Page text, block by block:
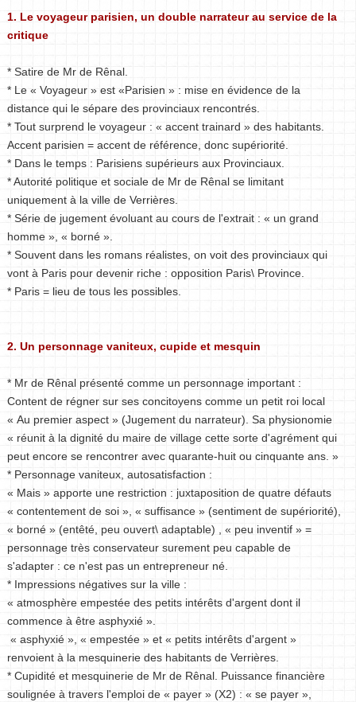
1. Le voyageur parisien, un double narrateur au service de la
critique
* Satire de Mr de Rênal.
* Le « Voyageur » est «Parisien » : mise en évidence de la
distance qui le sépare des provinciaux rencontrés.
* Tout surprend le voyageur : « accent trainard » des habitants.
Accent parisien = accent de référence, donc supériorité.
* Dans le temps : Parisiens supérieurs aux Provinciaux.
* Autorité politique et sociale de Mr de Rênal se limitant
uniquement à la ville de Verrières.
* Série de jugement évoluant au cours de l'extrait : « un grand
homme », « borné ».
* Souvent dans les romans réalistes, on voit des provinciaux qui
vont à Paris pour devenir riche : opposition Paris\ Province.
* Paris = lieu de tous les possibles.
2. Un personnage vaniteux, cupide et mesquin
* Mr de Rênal présenté comme un personnage important :
Content de régner sur ses concitoyens comme un petit roi local
« Au premier aspect » (Jugement du narrateur). Sa physionomie
« réunit à la dignité du maire de village cette sorte d'agrément qui
peut encore se rencontrer avec quarante-huit ou cinquante ans. »
* Personnage vaniteux, autosatisfaction :
« Mais » apporte une restriction : juxtaposition de quatre défauts
« contentement de soi », « suffisance » (sentiment de supériorité),
« borné » (entêté, peu ouvert\ adaptable) , « peu inventif » =
personnage très conservateur surement peu capable de
s'adapter : ce n'est pas un entrepreneur né.
* Impressions négatives sur la ville :
« atmosphère empestée des petits intérêts d'argent dont il
commence à être asphyxié ».
« asphyxié », « empestée » et « petits intérêts d'argent »
renvoient à la mesquinerie des habitants de Verrières.
* Cupidité et mesquinerie de Mr de Rênal. Puissance financière
soulignée à travers l'emploi de « payer » (X2) : « se payer »,